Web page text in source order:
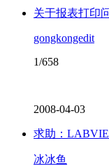
关于报表打印
gongkongedit
1/658
2008-04-03
求助：
冰冰鱼